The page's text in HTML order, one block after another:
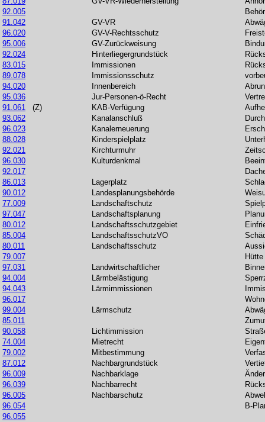
92.005
91.042
GV-VR
96.020
GV-V-Rechtsschutz
95.006
GV-Zurückweisung
92.024
Hinterliegergrundstück
83.015
Immissionen
89.078
Immissionsschutz
94.020
Innenbereich
95.036
Jur-Personen-ö-Recht
91.061
(Z) KAB-Verfügung
93.062
Kanalanschluß
96.023
Kanalerneuerung
88.028
Kinderspielplatz
92.021
Kirchturmuhr
96.030
Kulturdenkmal
92.017
86.013
Lagerplatz
90.012
Landesplanungsbehörde
77.009
Landschaftschutz
97.047
Landschaftsplanung
80.012
Landschaftsschutzgebiet
85.004
LandschaftsschutzVO
80.011
Landschaftsschutz
79.007
Hütte
97.031
Landwirtschaftlicher
94.004
Lärmbelästigung
94.043
Lärmimmissionen
96.017
99.004
Lärmschutz
85.011
90.058
Lichtimmission
74.004
Mietrecht
79.002
Mitbestimmung
87.012
Nachbargrundstück
96.009
Nachbarklage
96.039
Nachbarrecht
96.005
Nachbarschutz
96.054
B-
96.055